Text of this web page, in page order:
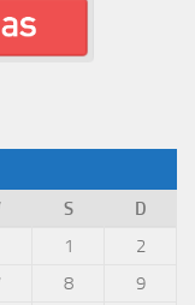
S
D
1
2
8
9